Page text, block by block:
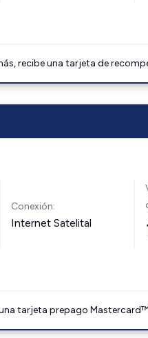
recibe una tarjeta de
Conexión:
Internet Satelital
tarjeta prepago